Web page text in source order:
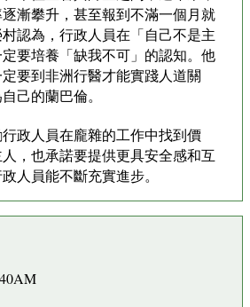
漸攀升，甚至報到不滿一個月就
認為，行政人員在「自己不是主
要培養「缺我不可」的認知。他
要到非洲行醫才能實踐人道關
己的蘭巴倫。
政人員在龐雜的工作中找到價
，也承諾要提供更具安全感和互
人員能不斷充實進步。